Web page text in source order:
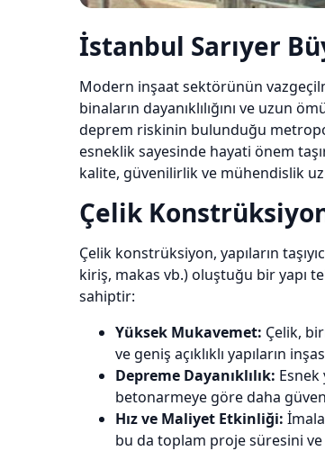
İstanbul Sarıyer
Modern inşaat sektörünün
binaların dayanıklılığını ve uzun
deprem riskinin bulunduğu
esneklik sayesinde hayati önem
kalite, güvenilirlik ve mühendislik
Çelik
Çelik konstrüksiyon, yapıların
kiriş, makas vb.) oluştuğu bir yapı
sahiptir:
Yüksek Mukavemet: Çelik,
ve geniş açıklıklı yapıların
Depreme Dayanıklılık: Esnek
betonarmeye göre daha
Hız ve Maliyet Etkinliği:
bu da toplam proje süresini